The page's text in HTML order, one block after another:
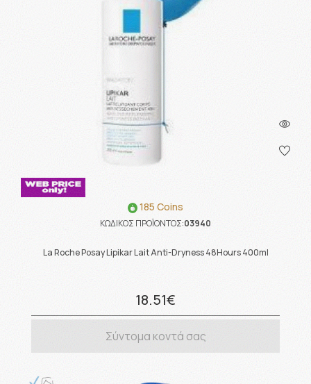
185 Coins
ΚΩΔΙΚΟΣ ΠΡΟΪΟΝΤΟΣ:03940
La Roche Posay Lipikar Lait Anti-Dryness 48Hours 400ml
18.51€
Σύντομα κοντά σας